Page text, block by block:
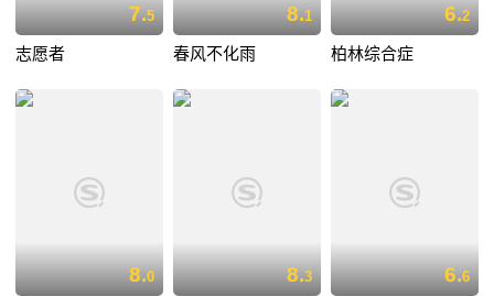
7.5
志愿者
8.1
春风不化雨
6.2
柏林综合症
8.0 8.3 6.6